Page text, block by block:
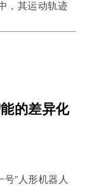
，其运动轨迹
的差异化
”人形机器人